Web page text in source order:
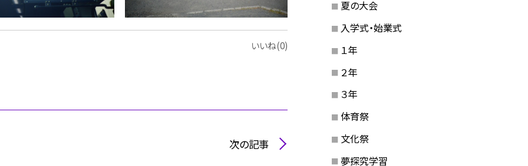
いいね(0)
次の記事
夏の大会
入学式・始業式
１年
２年
３年
体育祭
文化祭
夢探究学習